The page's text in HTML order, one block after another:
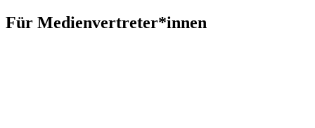
Für Medienvertreter*innen